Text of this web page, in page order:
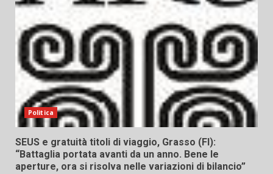
Politica
SEUS e gratuità titoli di viaggio, Grasso (FI):
“Battaglia portata avanti da un anno. Bene le
aperture, ora si risolva nelle variazioni di bilancio”